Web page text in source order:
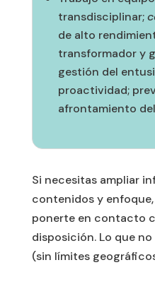
transdisciplinar;
de alto
transformador y
gestión del
proactividad;
afrontamiento del
Si necesitas ampliar
contenidos y
ponerte en contacto
disposición. Lo que
(sin límites